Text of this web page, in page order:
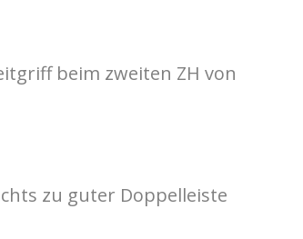
beim zweiten ZH von
zu guter Doppelleiste